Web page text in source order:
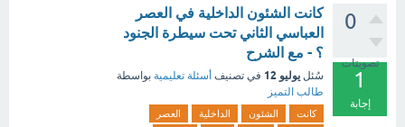
0
تصويتات
1
إجابة
كانت الشئون الداخلية في العصر
العباسي الثاني تحت سيطرة الجنود
؟ - مع الشرح
سُئل يوليو 12 في تصنيف أسئلة تعليمية بواسطة
طالب التميز
كانت الشئون الداخلية
العصر